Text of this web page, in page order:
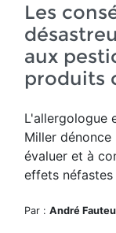
Les
aux
produits
L'allergologue
Miller
évaluer et à
effets
Par : André